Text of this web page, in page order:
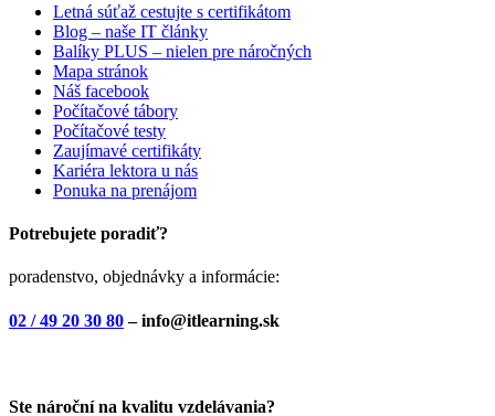
Letná súťaž cestujte s certifikátom
Blog – naše IT články
Balíky PLUS – nielen pre náročných
Mapa stránok
Náš facebook
Počítačové tábory
Počítačové testy
Zaujímavé certifikáty
Kariéra lektora u nás
Ponuka na prenájom
Potrebujete poradiť?
poradenstvo, objednávky a informácie:
02 / 49 20 30 80– info@itlearning.sk
Ste nároční na kvalitu vzdelávania?